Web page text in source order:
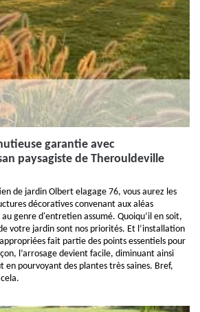
garantie avec
paysagiste de Therouldeville
de jardin Olbert elagage 76, vous aurez les
décoratives convenant aux aléas
genre d'entretien assumé. Quoiqu’il en soit,
votre jardin sont nos priorités. Et l’installation
fait partie des points essentiels pour
l’arrosage devient facile, diminuant ainsi
en pourvoyant des plantes très saines. Bref,